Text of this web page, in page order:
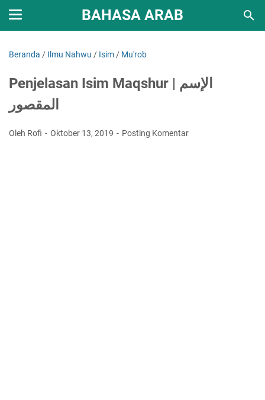
BAHASA ARAB
Beranda / Ilmu Nahwu / Isim / Mu'rob
Penjelasan Isim Maqshur | الإسم
المقصور
Oleh Rofi Oktober 13, 2019 Posting Komentar